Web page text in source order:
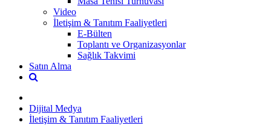
Video
İletişim & Tanıtım Faaliyetleri
E-Bülten
Toplantı ve Organizasyonlar
Sağlık Takvimi
Satın Alma
Dijital Medya
İletişim & Tanıtım Faaliyetleri